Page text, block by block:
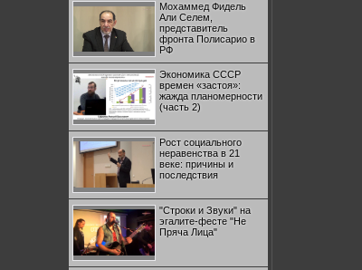
Мохаммед Фидель
Али Селем,
представитель
фронта Полисарио в
РФ
Экономика СССР
времен «застоя»:
жажда планомерности
(часть 2)
Рост социального
неравенства в 21
веке: причины и
последствия
"Строки и Звуки" на
эгалите-фесте "Не
Пряча Лица"